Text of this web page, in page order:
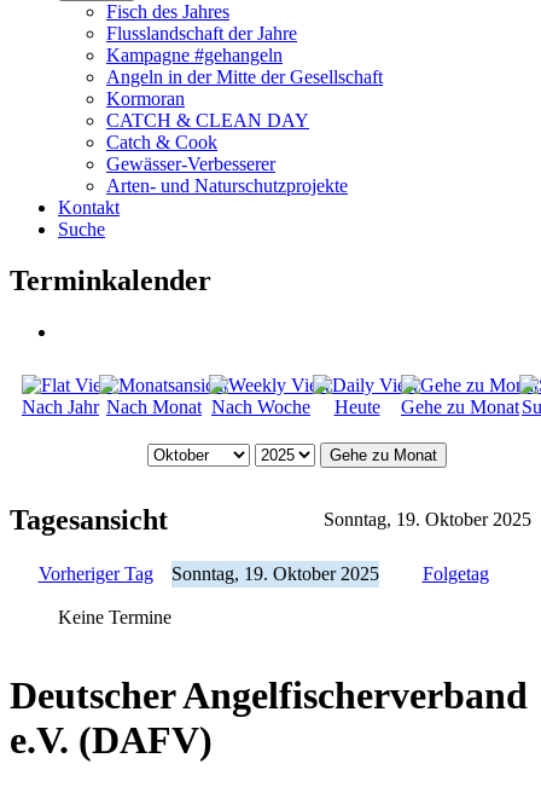
Fisch des Jahres
Flusslandschaft der Jahre
Kampagne #gehangeln
Angeln in der Mitte der Gesellschaft
Kormoran
CATCH & CLEAN DAY
Catch & Cook
Gewässer-Verbesserer
Arten- und Naturschutzprojekte
Kontakt
Suche
Terminkalender
Nach Jahr Nach Monat Nach Woche Heute Gehe zu Monat
Gehe zu Monat
Tagesansicht Sonntag, 19. Oktober 2025
Vorheriger Tag Sonntag, 19. Oktober 2025 Folgetag
Keine Termine
Deutscher Angelfischerverband
e.V. (DAFV)